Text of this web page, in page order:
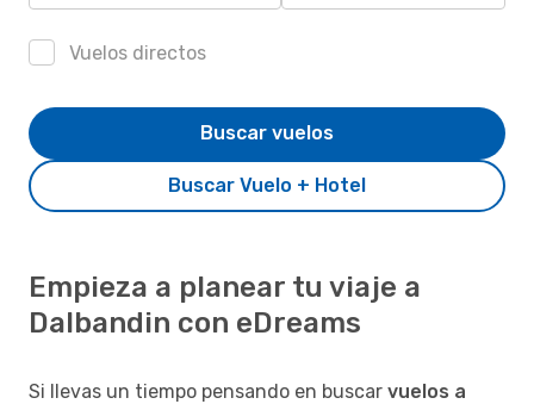
Vuelos directos
Buscar Vuelo + Hotel
Buscar vuelos
Empieza a planear tu viaje a
Dalbandin con eDreams
Si llevas un tiempo pensando en buscar vuelos a